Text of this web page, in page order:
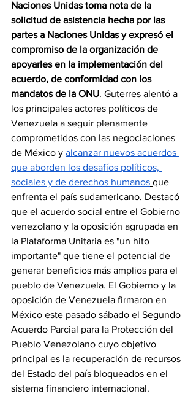
Naciones Unidas toma nota de la
solicitud de asistencia hecha por las
partes a Naciones Unidas y expresó el
compromiso de la organización de
apoyarles en la implementación del
acuerdo, de conformidad con los
mandatos de la ONU. Guterres alentó a
los principales actores políticos de
Venezuela a seguir plenamente
comprometidos con las negociaciones
de México y alcanzar nuevos acuerdos
que aborden los desafíos políticos,
sociales y de derechos humanos que
enfrenta el país sudamericano. Destacó
que el acuerdo social entre el Gobierno
venezolano y la oposición agrupada en
la Plataforma Unitaria es "un hito
importante" que tiene el potencial de
generar beneficios más amplios para el
pueblo de Venezuela. El Gobierno y la
oposición de Venezuela firmaron en
México este pasado sábado el Segundo
Acuerdo Parcial para la Protección del
Pueblo Venezolano cuyo objetivo
principal es la recuperación de recursos
del Estado del país bloqueados en el
sistema financiero internacional.